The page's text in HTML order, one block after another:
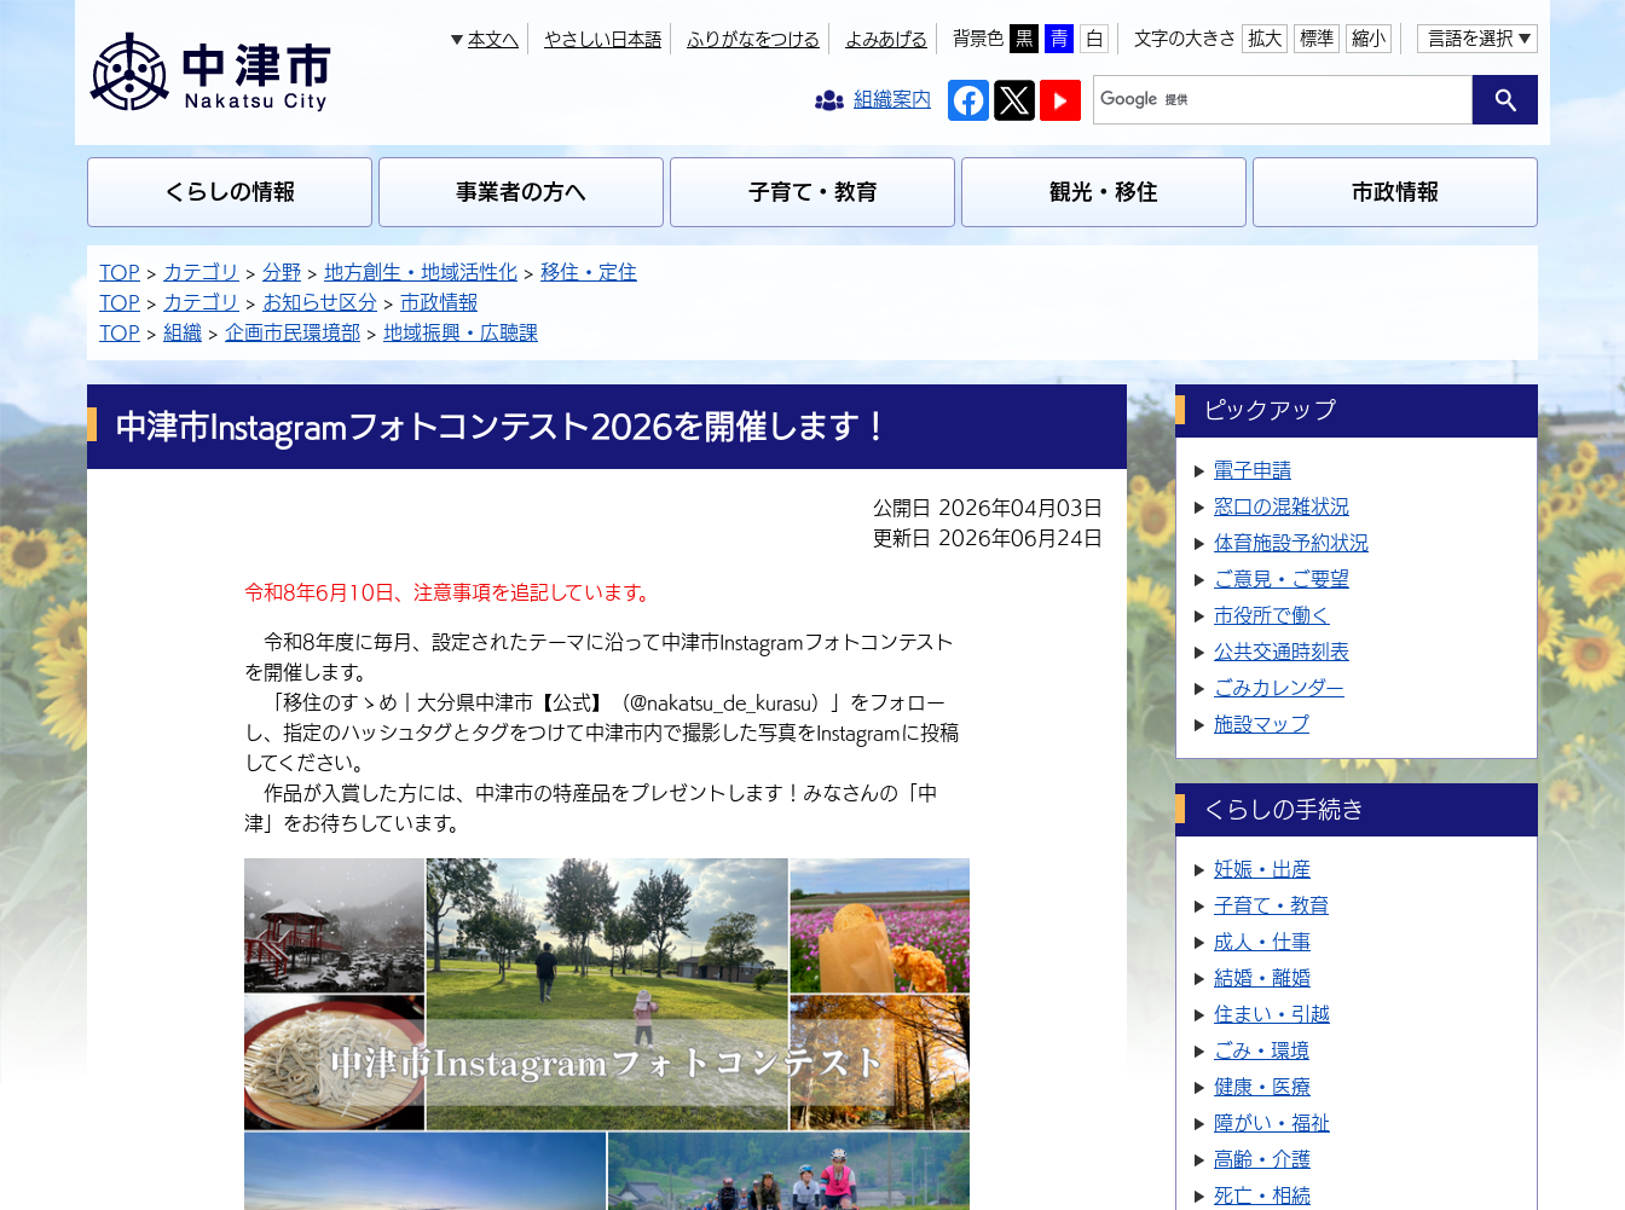
本文へ やさしい日本語 ふりがなをつける よみあげる 背景色 黒 青 白 文字の大きさ 拡大 標準 縮小 言語を選択
組織案内
くらしの情報 事業者の方へ 子育て・教育 観光・移住 市政情報
TOP カテゴリ 分野 地方創生・地域活性化
移住・定住
TOP
カテゴリ お知らせ区分
市政情報
TOP
組織 企画市民環境部 地域振興・広聴課
中津市Instagramフォトコンテスト2026を開催します！
公開日 2026年04月03日
更新日 2026年06月24日
令和8年6月10日、注意事項を追記しています。
令和8年度に毎月、設定されたテーマに沿って中津市Instagramフォトコンテスト
を開催します。
「移住のすゝめ｜大分県中津市【公式】（@nakatsu_de_kurasu）」をフォロー
し、指定のハッシュタグとタグをつけて中津市内で撮影した写真をInstagramに投稿
してください。
作品が入賞した方には、中津市の特産品をプレゼントします！みなさんの「中
津」をお待ちしています。
ピックアップ
電子申請
窓口の混雑状況
体育施設予約状況
ご意見・ご要望
市役所で働く
公共交通時刻表
ごみカレンダー
施設マップ
くらしの手続き
妊娠・出産
子育て・教育
成人・仕事
結婚・離婚
住まい・引越
ごみ・環境
健康・医療
障がい・福祉
高齢・介護
死亡・相続